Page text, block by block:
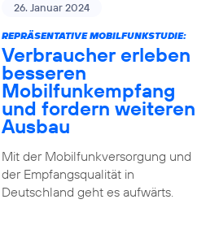
26. Januar 2024
REPRÄSENTATIVE MOBILFUNKSTUDIE:
Verbraucher erleben
besseren
Mobilfunkempfang
und fordern weiteren
Ausbau
Mit der Mobilfunkversorgung und
der Empfangsqualität in
Deutschland geht es aufwärts.